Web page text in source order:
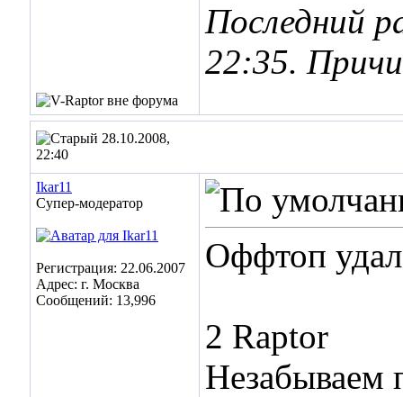
Последний
22:35.
28.10.2008,
22:40
Ikar11
Супер-модератор
Регистрация: 22.06.2007
Адрес: г. Москва
Сообщений: 13,996
Оффтоп
2 Raptor
Незабываем